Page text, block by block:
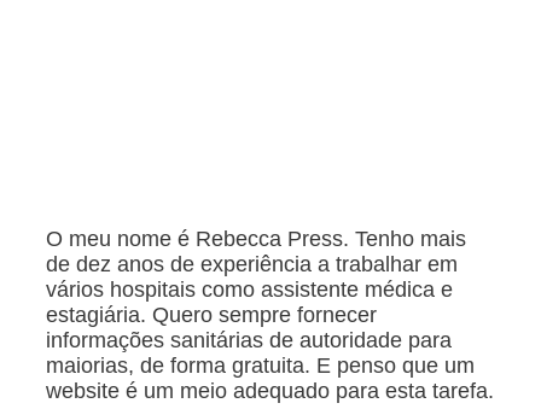
O meu nome é Rebecca Press. Tenho mais
de dez anos de experiência a trabalhar em
vários hospitais como assistente médica e
estagiária. Quero sempre fornecer
informações sanitárias de autoridade para
maiorias, de forma gratuita. E penso que um
website é um meio adequado para esta tarefa.